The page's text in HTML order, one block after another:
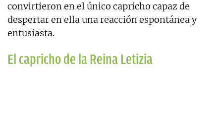
convirtieron en el único capricho capaz de
despertar en ella una reacción espontánea y
entusiasta.
El capricho de la Reina Letizia